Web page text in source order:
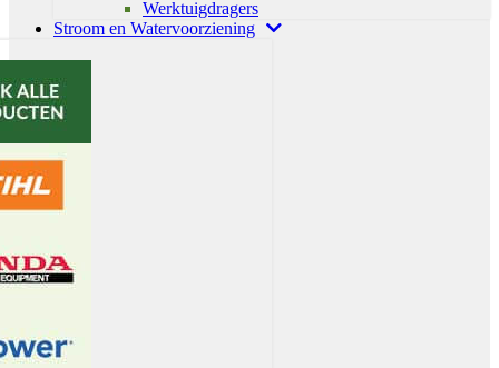
Werktuigdragers
Stroom en Watervoorziening